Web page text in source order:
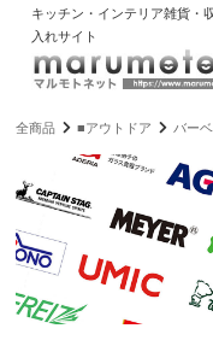
キッチン・インテリア雑貨・
入れサイト
全商品 ■アウトドア バー